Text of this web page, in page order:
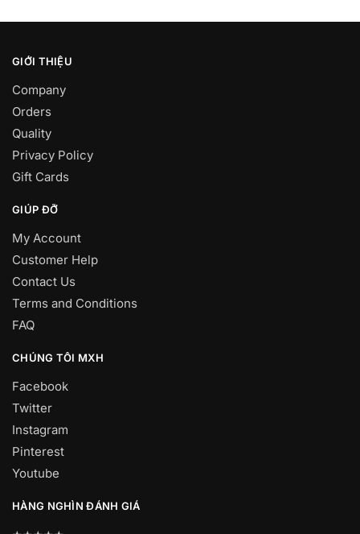
GIỚI THIỆU
Company
Orders
Quality
Privacy Policy
Gift Cards
GIÚP ĐỠ
My Account
Customer Help
Contact Us
Terms and Conditions
FAQ
CHÚNG TÔI MXH
Facebook
Twitter
Instagram
Pinterest
Youtube
HÀNG NGHÌN ĐÁNH GIÁ